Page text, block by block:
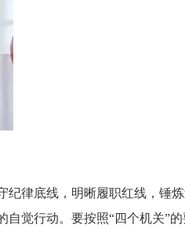
律底线，明晰履职红线，锤
觉行动。要按照“四个机关”的